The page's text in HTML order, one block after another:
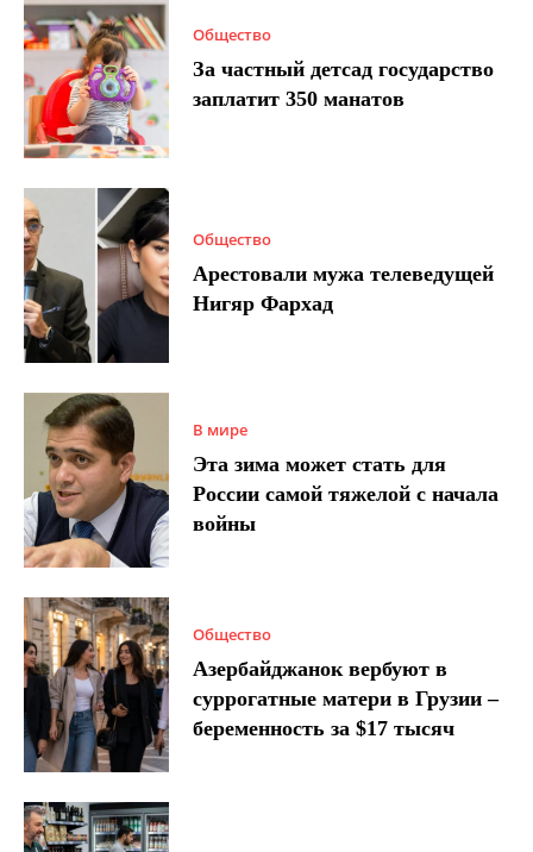
Общество
За частный детсад государство
заплатит 350 манатов
Общество
Арестовали мужа телеведущей
Нигяр Фархад
В мире
Эта зима может стать для
России самой тяжелой с начала
войны
Общество
Азербайджанок вербуют в
суррогатные матери в Грузии –
беременность за $17 тысяч